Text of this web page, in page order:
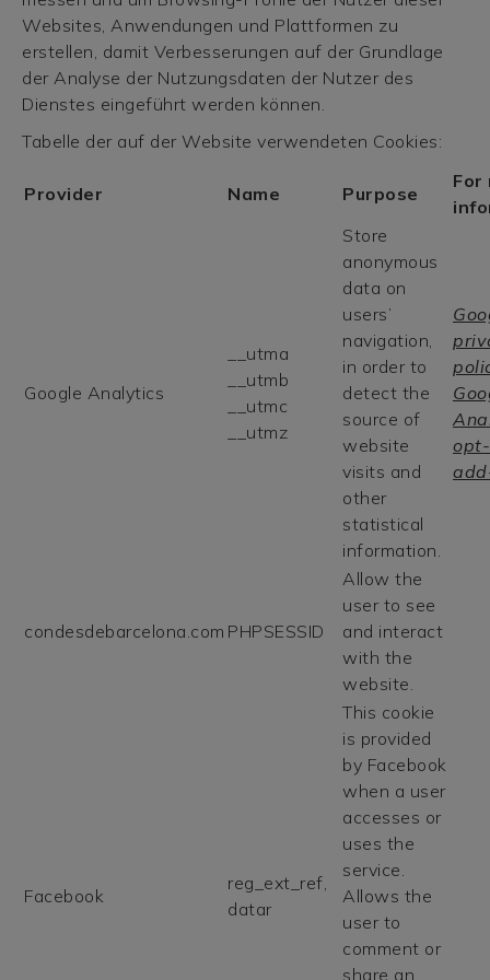
Websites, Anwendungen und Plattformen zu
erstellen, damit Verbesserungen auf der Grundlage
der Analyse der Nutzungsdaten der Nutzer des
Dienstes eingeführt werden können.
Tabelle der auf der Website verwendeten Cookies:
Provider Name Purpose
For
Google Analytics
__utma
__utmb
__utmc
__utmz
Store
anonymous
data on
users’
navigation,
in order to
detect the
source of
website
visits and
other
statistical
information.
condesdebarcelona.com PHPSESSID
Allow the
user to see
and interact
with the
website.
Facebook
reg_ext_ref,
datar
This cookie
is provided
by Facebook
when a user
accesses or
uses the
service.
Allows the
user to
comment or
share an